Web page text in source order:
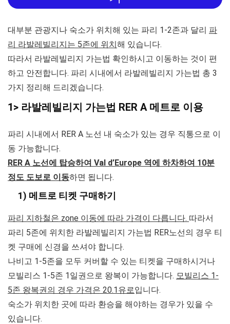
대부분 관광지나 숙소가 위치해 있는 파리 1-2존과 달리 파
리 라발레빌리지는 5존에 위치해 있습니다.
따라서 라발레빌리지 가는법 확인하시고 이동하는 것이 편
하고 안전합니다. 파리 시내에서 라발레빌리지 가는법 총 3
가지 정리해 드리겠습니다.
1> 라발레빌리지 가는법 RER A 메트로 이용
파리 시내에서 RER A 노선 내 숙소가 있는 경우 직통으로 이
동 가능합니다.
RER A 노선에 탑승하여 Val d’Europe 역에 하차하여 10분
정도 도보로 이동하면 됩니다.
1) 메트로 티켓 구매하기
파리 지하철은 zone 이동에 따라 가격이 다릅니다. 따라서
파리 5존에 위치한 라발레빌리지 가는법 RER노선의 경우 티
켓 구매에 신경을 쓰셔야 합니다.
나비고 1-5존을 모두 커버할 수 있는 티켓을 구매하시거나
모빌리스 1-5존 1일권으로 왕복이 가능합니다. 모빌리스 1-
5존 왕복권의 경우 가격은 20.1유로입니다.
숙소가 위치한 곳에 따라 환승을 해야하는 경우가 있을 수
있습니다.